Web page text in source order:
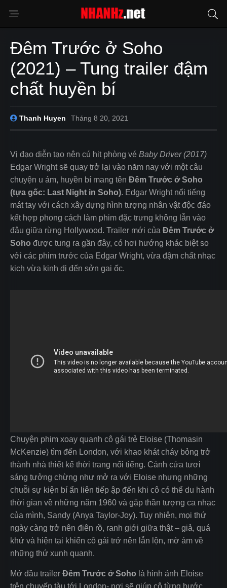
Đêm Trước ở Soho
(2021) – Tung trailer đậm
chất huyền bí
Thanh Huyen Tháng 8 20, 2021
Vị đạo diễn tạo nên cú hit phòng vé Baby Driver (2017)
Edgar Wright sẽ quay trở lại vào năm nay với một câu
chuyện u ám, huyền bí mang tên Đêm Trước ở Soho
(tựa gốc: Last Night in Soho). Edgar Wright nổi tiếng
mát tay với cách xây dựng hình tượng nhân vật độc đáo
kết hợp phong cách làm phim đặc trưng không lẫn vào
đâu giữa rừng Hollywood. Trailer mới của Đêm Trước ở
Soho được tung ra gần đây, có hơi hướng khác biệt so
với các phim trước của Edgar Wright, vừa đậm chất nhạc
kịch vừa kinh dị đến sởn gai ốc.
Chuyện phim xoay quanh cô gái trẻ Eloise (Thomasin
McKenzie) tìm đến London, với khao khát cháy bỏng trở
thành nhà thiết kế thời trang nổi tiếng. Cánh cửa tươi
sáng tưởng chừng như mở ra với Eloise nhưng những
chuỗi sự kiện bí ẩn liên tiếp ập đến khi cô có thể du hành
thời gian về những năm 1960 và gặp thần tượng ca nhạc
của mình, Sandy (Anya Taylor-Joy). Tuy nhiên, mọi thứ
ngày càng trở nên điên rồ, ranh giới giữa thật – giả, quá
khứ và hiện tại khiến cô gái trở nên lẫn lộn, mờ ám về
những thứ xunh quanh.
Mở đầu trailer Đêm Trước ở Soho là hình ảnh Eloise
trên chuyến tàu tới London- nơi sẽ giúp cô từng bước